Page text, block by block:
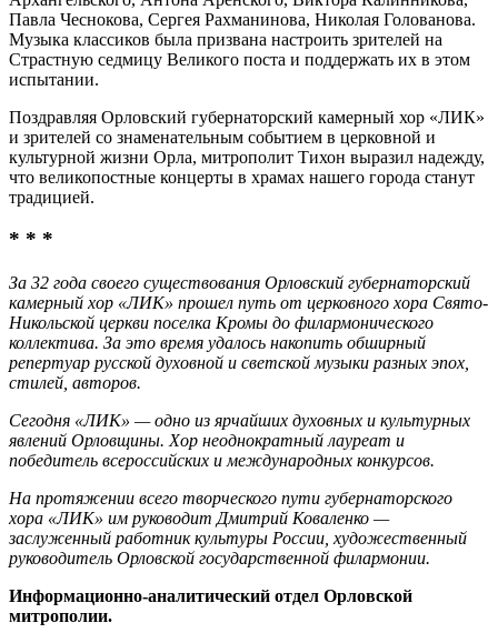
Павла Чеснокова, Сергея Рахманинова, Николая Голованова.
Музыка классиков была призвана настроить зрителей на
Страстную седмицу Великого поста и поддержать их в этом
испытании.
Поздравляя Орловский губернаторский камерный хор «ЛИК»
и зрителей со знаменательным событием в церковной и
культурной жизни Орла, митрополит Тихон выразил надежду,
что великопостные концерты в храмах нашего города станут
традицией.
* * *
За 32 года своего существования Орловский губернаторский
камерный хор «ЛИК» прошел путь от церковного хора Свято-
Никольской церкви поселка Кромы до филармонического
коллектива. За это время удалось накопить обширный
репертуар русской духовной и светской музыки разных эпох,
стилей, авторов.
Сегодня «ЛИК» — одно из ярчайших духовных и культурных
явлений Орловщины. Хор неоднократный лауреат и
победитель всероссийских и международных конкурсов.
На протяжении всего творческого пути губернаторского
хора «ЛИК» им руководит Дмитрий Коваленко —
заслуженный работник культуры России, художественный
руководитель Орловской государственной филармонии.
Информационно-аналитический отдел Орловской
митрополии.